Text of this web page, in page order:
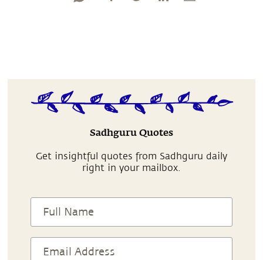
Sadhguru Quotes
Get insightful quotes from Sadhguru daily
right in your mailbox.